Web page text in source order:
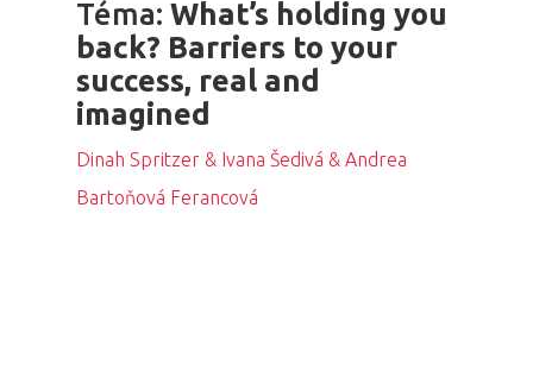
Téma: What’s holding you
back? Barriers to your
success, real and
imagined
Dinah Spritzer & Ivana Šedivá & Andrea
Bartoňová Ferancová